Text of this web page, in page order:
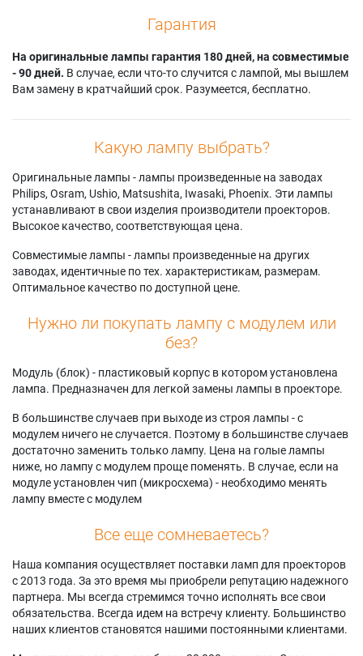
Гарантия
На оригинальные лампы гарантия 180 дней, на совместимые
- 90 дней. В случае, если что-то случится с лампой, мы вышлем
Вам замену в кратчайший срок. Разумеется, бесплатно.
Какую лампу выбрать?
Оригинальные лампы - лампы произведенные на заводах
Philips, Osram, Ushio, Matsushita, Iwasaki, Phoenix. Эти лампы
устанавливают в свои изделия производители проекторов.
Высокое качество, соответствующая цена.
Совместимые лампы - лампы произведенные на других
заводах, идентичные по тех. характеристикам, размерам.
Оптимальное качество по доступной цене.
Нужно ли покупать лампу с модулем или
без?
Модуль (блок) - пластиковый корпус в котором установлена
лампа. Предназначен для легкой замены лампы в проекторе.
В большинстве случаев при выходе из строя лампы - с
модулем ничего не случается. Поэтому в большинстве случаев
достаточно заменить только лампу. Цена на голые лампы
ниже, но лампу с модулем проще поменять. В случае, если на
модуле установлен чип (микросхема) - необходимо менять
лампу вместе с модулем
Все еще сомневаетесь?
Наша компания осуществляет поставки ламп для проекторов
с 2013 года. За это время мы приобрели репутацию надежного
партнера. Мы всегда стремимся точно исполнять все свои
обязательства. Всегда идем на встречу клиенту. Большинство
наших клиентов становятся нашими постоянными клиентами.